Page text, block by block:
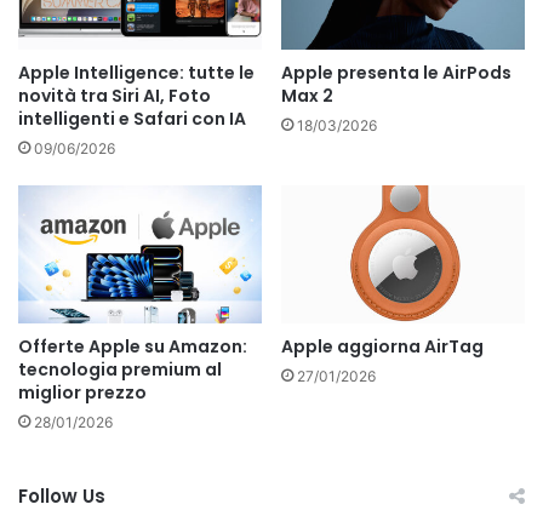
Apple Intelligence: tutte le
novità tra Siri AI, Foto
intelligenti e Safari con IA
09/06/2026
Apple presenta le AirPods
Max 2
18/03/2026
Offerte Apple su Amazon:
tecnologia premium al
miglior prezzo
28/01/2026
Apple aggiorna AirTag
27/01/2026
Follow Us